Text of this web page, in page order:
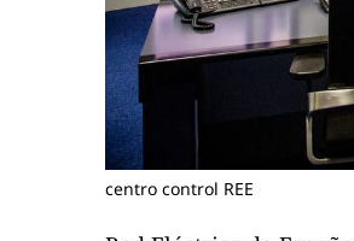
centro control REE